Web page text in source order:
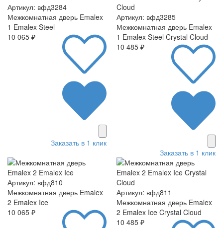
Артикул: вфд3284
Межкомнатная дверь Emalex
1 Emalex Steel
10 065 ₽
Заказать в 1 клик
Артикул: вфд3285
Межкомнатная дверь Emalex
1 Emalex Steel Crystal Cloud
10 485 ₽
Заказать в 1 клик
Артикул: вфд810
Межкомнатная дверь Emalex
2 Emalex Ice
10 065 ₽
Артикул: вфд811
Межкомнатная дверь Emalex
2 Emalex Ice Crystal Cloud
10 485 ₽